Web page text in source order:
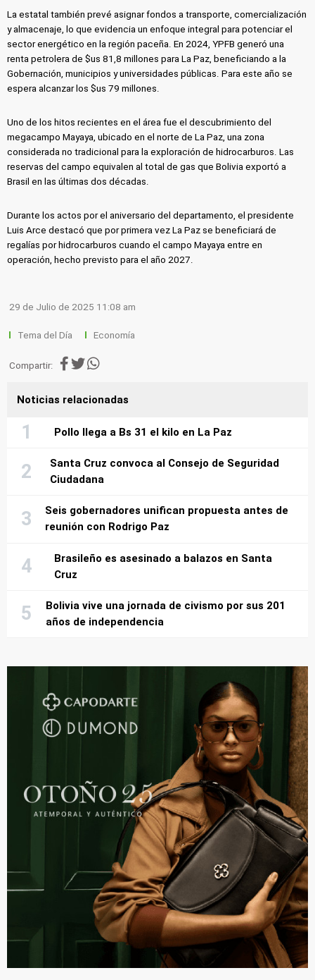
La estatal también prevé asignar fondos a transporte, comercialización
y almacenaje, lo que evidencia un enfoque integral para potenciar el
sector energético en la región paceña. En 2024, YPFB generó una
renta petrolera de $us 81,8 millones para La Paz, beneficiando a la
Gobernación, municipios y universidades públicas. Para este año se
espera alcanzar los $us 79 millones.
Uno de los hitos recientes en el área fue el descubrimiento del
megacampo Mayaya, ubicado en el norte de La Paz, una zona
considerada no tradicional para la exploración de hidrocarburos. Las
reservas del campo equivalen al total de gas que Bolivia exportó a
Brasil en las últimas dos décadas.
Durante los actos por el aniversario del departamento, el presidente
Luis Arce destacó que por primera vez La Paz se beneficiará de
regalías por hidrocarburos cuando el campo Mayaya entre en
operación, hecho previsto para el año 2027.
29 de Julio de 2025 11:08 am
Tema del Día Economía
Compartir:
Noticias relacionadas
Pollo llega a Bs 31 el kilo en La Paz
Santa Cruz convoca al Consejo de Seguridad
Ciudadana
Seis gobernadores unifican propuesta antes de
reunión con Rodrigo Paz
Brasileño es asesinado a balazos en Santa
Cruz
Bolivia vive una jornada de civismo por sus 201
años de independencia